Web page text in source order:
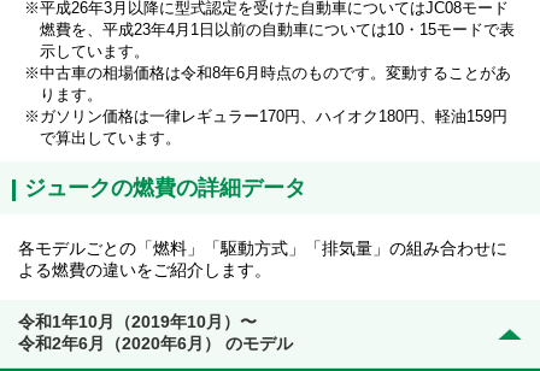
平成26年3月以降に型式認定を受けた自動車についてはJC08モード
燃費を、平成23年4月1日以前の自動車については10・15モードで表
示しています。
中古車の相場価格は令和8年6月時点のものです。変動することがあ
ります。
ガソリン価格は一律レギュラー170円、ハイオク180円、軽油159円
で算出しています。
ジュークの燃費の詳細データ
各モデルごとの「燃料」「駆動方式」「排気量」の組み合わせに
よる燃費の違いをご紹介します。
令和1年10月（2019年10月）〜
令和2年6月（2020年6月） のモデル